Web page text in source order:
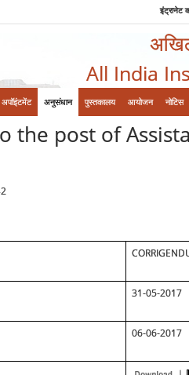
इंट्रानेट
All India
अपॉइंटमेंट अनुसंधान पुस्तकालय आयोजन नोटिस
the post of
31-05-2017
06-06-2017